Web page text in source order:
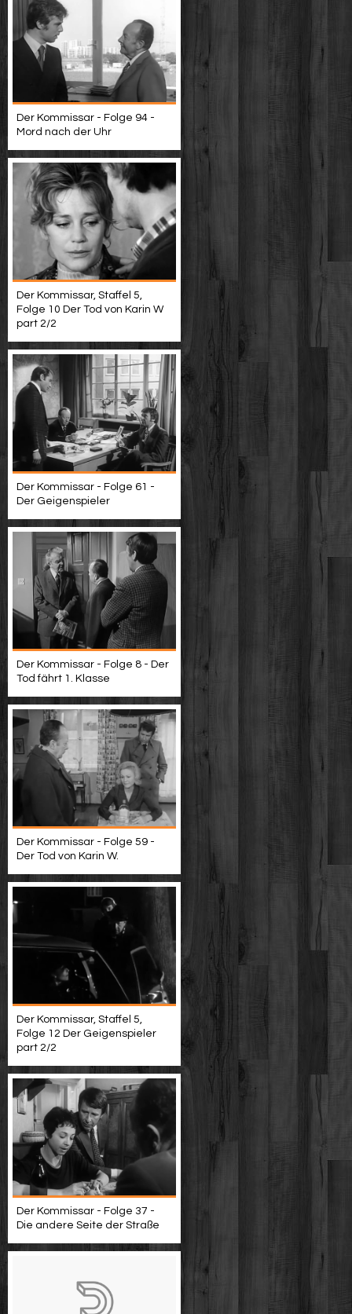
Der Kommissar - Folge 94 -
Mord nach der Uhr
Der Kommissar, Staffel 5,
Folge 10 Der Tod von Karin W
part 2/2
Der Kommissar - Folge 61 -
Der Geigenspieler
Der Kommissar - Folge 8 - Der
Tod fährt 1. Klasse
Der Kommissar - Folge 59 -
Der Tod von Karin W.
Der Kommissar, Staffel 5,
Folge 12 Der Geigenspieler
part 2/2
Der Kommissar - Folge 37 -
Die andere Seite der Straße